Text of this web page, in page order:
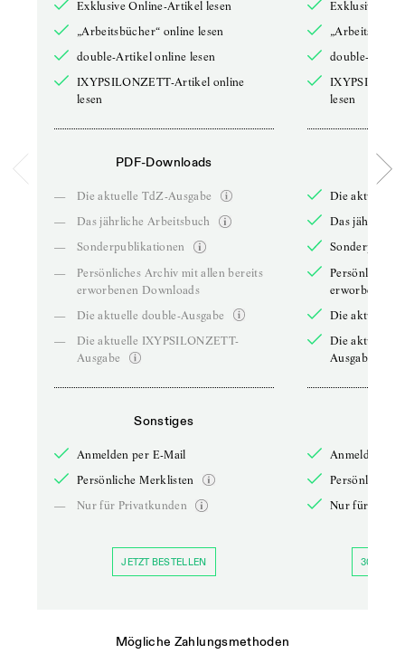
Exklusive Online-Artikel lesen
„Arbeitsbücher“ online lesen
double-Artikel online lesen
IXYPSILONZETT-Artikel online
lesen
PDF-Downloads
—
Die aktuelle TdZ-Ausgabe
—
Das jährliche Arbeitsbuch
—
Sonderpublikationen
—
Persönliches Archiv mit allen bereits
erworbenen Downloads
—
Die aktuelle double-Ausgabe
—
Die aktuelle IXYPSILONZETT-
Ausgabe
Sonstiges
Anmelden per E-Mail
Persönliche Merklisten
—
Nur für Privatkunden
JETZT BESTELLEN
Exklusive
double-
lesen
Die aktuelle
Das jährliche
Persönliches
erworbenen
Die aktuelle
Die aktuelle
Ausgabe
Anmelden
Persönliche
Nur für
30 TAGE
Mögliche Zahlungsmethoden